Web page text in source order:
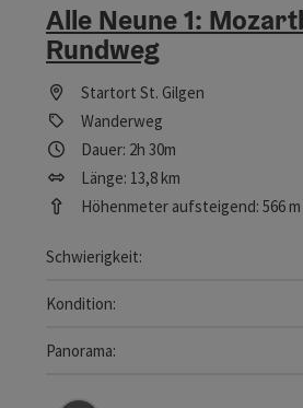
Alle Neune 1:
Rundweg
Startort St. Gilgen
Wanderweg
Dauer: 2h 30m
Länge: 13,8 km
Höhenmeter aufsteigend: 566 m
Schwierigkeit:
Mittel
Kondition:
Mittel
Panorama:
Tolles Panorama